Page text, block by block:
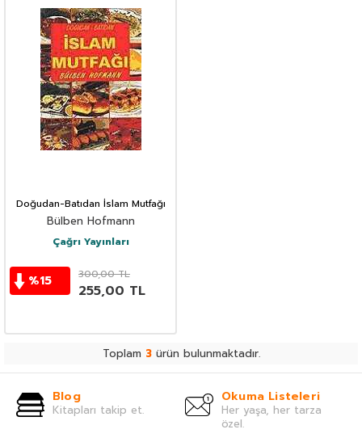
Doğudan-Batıdan İslam Mutfağı
Bülben Hofmann
Çağrı Yayınları
%15 300,00TL
255,00 TL
Toplam 3ürün bulunmaktadır.
Blog
Kitapları takip et.
Okuma Listeleri
Her yaşa, her tarza
özel.